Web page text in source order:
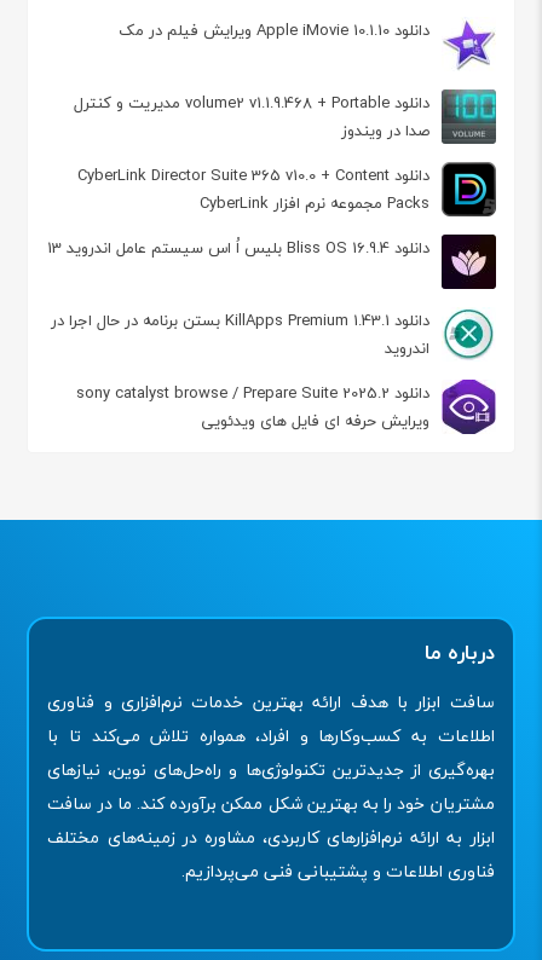
دانلود Apple iMovie 10.1.10 ویرایش فیلم در مک
دانلود volume2 v1.1.9.468 + Portable مدیریت و کنترل
صدا در ویندوز
دانلود CyberLink Director Suite 365 v10.0 + Content
Packs مجموعه نرم افزار CyberLink
دانلود Bliss OS 16.9.4 بلیس اُ اس سیستم عامل اندروید 13
دانلود KillApps Premium 1.43.1 بستن برنامه در حال اجرا در
اندروید
دانلود sony catalyst browse / Prepare Suite 2025.2
ویرایش حرفه ای فایل های ویدئویی
درباره ما
سافت ابزار با هدف ارائه بهترین خدمات نرم‌افزاری و فناوری
اطلاعات به کسب‌وکارها و افراد، همواره تلاش می‌کند تا با
بهره‌گیری از جدیدترین تکنولوژی‌ها و راه‌حل‌های نوین، نیازهای
مشتریان خود را به بهترین شکل ممکن برآورده کند. ما در سافت
ابزار به ارائه نرم‌افزارهای کاربردی، مشاوره در زمینه‌های مختلف
فناوری اطلاعات و پشتیبانی فنی می‌پردازیم.